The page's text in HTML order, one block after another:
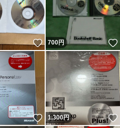
いいね！
700円
いいね！
1,300円